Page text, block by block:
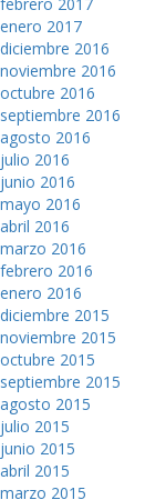
enero 2017
diciembre 2016
noviembre 2016
octubre 2016
septiembre 2016
agosto 2016
julio 2016
junio 2016
mayo 2016
abril 2016
marzo 2016
febrero 2016
enero 2016
diciembre 2015
noviembre 2015
octubre 2015
septiembre 2015
agosto 2015
julio 2015
junio 2015
abril 2015
marzo 2015